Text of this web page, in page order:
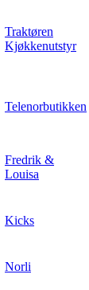
Traktøren
Kjøkkenutstyr
Telenorbutikken
Fredrik &
Louisa
Kicks
Norli